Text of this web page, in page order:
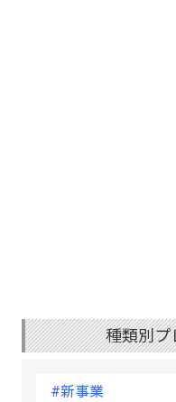
種類別プ
#新事業